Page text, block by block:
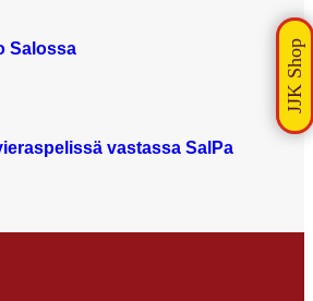
Salossa
vastassa SalPa